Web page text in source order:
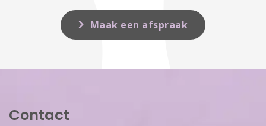
Maak een afspraak
Contact